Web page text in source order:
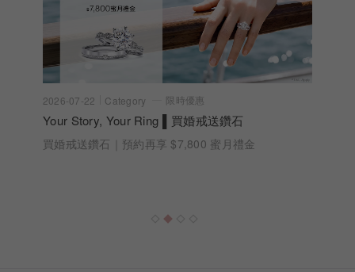
2026-07-22 Category 限時優惠
Your Story, Your Ring ▌買婚戒送鑽石
買婚戒送鑽石｜預約再享 $7,800 蜜月禮金